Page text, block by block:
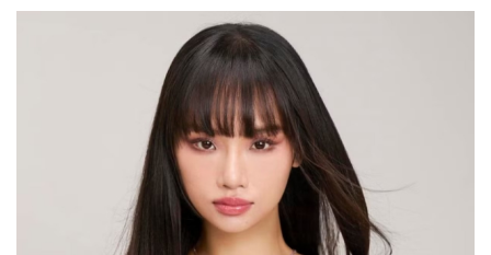
Cửa sổ tình yêu
Kể chuyện cho bé
Hạt giống tâm hồn